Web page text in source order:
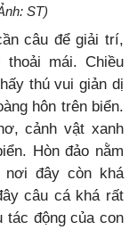
ST)
câu để giải trí,
mái. Chiều
thú vui giản dị
hôn trên biển.
cảnh vật xanh
Hòn đảo nằm
đây còn khá
câu cá khá rất
tác động của con